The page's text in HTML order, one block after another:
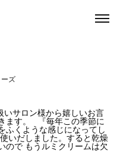
ズ
いサロン様から嬉しいお言
ます。 『毎年この季節に
ふくような感じになってし
いだしました。すると乾燥
ので もうルミクリームは欠